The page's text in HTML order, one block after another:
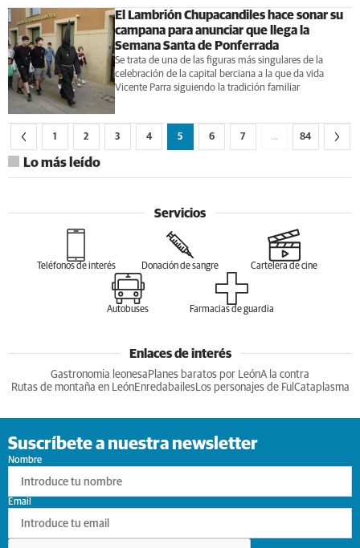
El Lambrión Chupacandiles hace sonar su
campana para anunciar que llega la
Semana Santa de Ponferrada
Se trata de una de las figuras más singulares de la
celebración de la capital berciana a la que da vida
Vicente Parra siguiendo la tradición familiar
1 2 3 4 5 6 7 … 84
Lo más leído
Servicios
Teléfonos de interés Donación de sangre Cartelera de cine
Autobuses Farmacias de guardia
Enlaces de interés
Gastronomia leonesa Planes baratos por LeónA la contra
Rutas de montaña en LeónEnredabailesLos personajes de Ful Cataplasma
Suscríbete a nuestra newsletter
Nombre
Email